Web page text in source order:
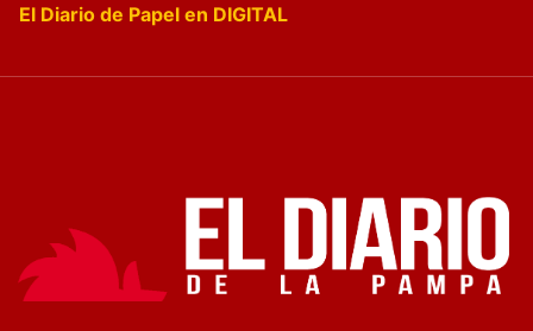
El Diario de Papel en DIGITAL